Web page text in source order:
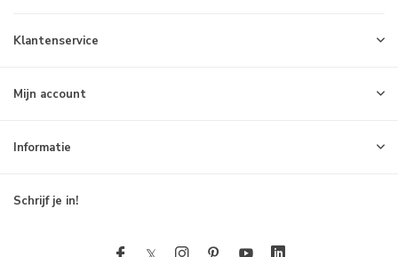
Klantenservice
Mijn account
Informatie
Schrijf je in!